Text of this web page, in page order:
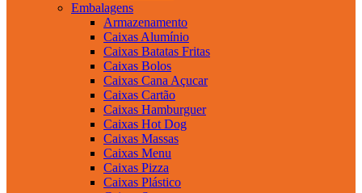
Embalagens
Armazenamento
Caixas Alumínio
Caixas Batatas Fritas
Caixas Bolos
Caixas Cana Açucar
Caixas Cartão
Caixas Hamburguer
Caixas Hot Dog
Caixas Massas
Caixas Menu
Caixas Pizza
Caixas Plástico